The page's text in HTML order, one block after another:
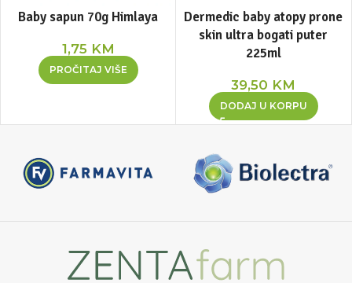
Baby sapun 70g Himlaya
1,75 KM
PROČITAJ VIŠE
Dermedic baby atopy prone
skin ultra bogati puter
225ml
39,50 KM
DODAJ U KORPU